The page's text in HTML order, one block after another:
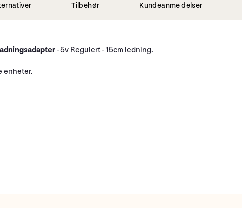
Tilbehør Kundeanmeldelser
- 5v Regulert - 15cm ledning.
enheter.